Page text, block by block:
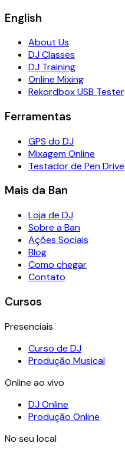
English
About Us
DJ Classes
DJ Training
Online Mixing
Rekordbox USB Tester
Ferramentas
GPS do DJ
Mixagem Online
Testador de Pen Drive
Mais da Ban
Loja de DJ
Sobre a Ban
Ações Sociais
Blog
Como chegar
Contato
Cursos
Presenciais
Curso de DJ
Produção Musical
Online ao vivo
DJ Online
Produção Online
No seu local